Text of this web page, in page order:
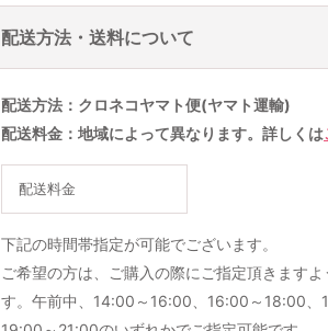
配送方法・送料について
配送方法
クロネコヤマト便(ヤマト運輸)
配送料金
地域によって異なります。詳しくは
配送料金
下記の時間帯指定が可能でございます。
ご希望の方は、ご購入の際にご指定頂きますよ
す。午前中、14:00～16:00、16:00～18:00、